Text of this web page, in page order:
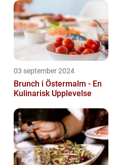
03 september 2024
Brunch i Östermalm - En
Kulinarisk Upplevelse